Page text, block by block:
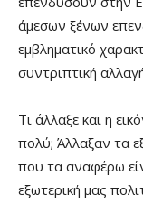
άμεσων ξένων
εμβληματικό
συντριπτική
Τι άλλαξε και η
πολύ; Άλλαξαν τα
που τα αναφέρω
εξωτερική μας